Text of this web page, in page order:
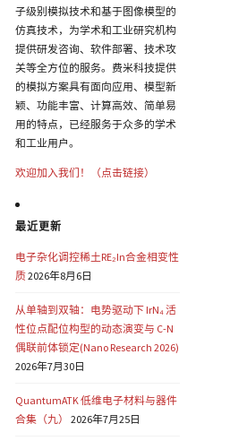
子级别模拟技术和基于图像模型的
仿真技术，为学术和工业研究机构
提供研发咨询、软件部署、技术攻
关等全方位的服务。费米科技提供
的模拟方案具有面向应用、模型新
颖、功能丰富、计算高效、简单易
用的特点，已经服务于众多的学术
和工业用户。
欢迎加入我们！（点击链接）
最近更新
电子杂化调控稀土RE₂In合金相变性
质2026年8月6日
从单轴到双轴：电势驱动下 IrN₄ 活
性位点配位构型的动态演变与 C-N
偶联前体锁定(Nano Research 2026)
2026年7月30日
QuantumATK 低维电子材料与器件
合集（九）
2026年7月25日